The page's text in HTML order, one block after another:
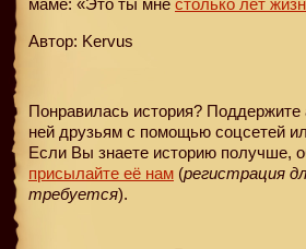
Автор: Kervus
Понравилась история? Поддержите
ней друзьям с помощью соцсетей
Если Вы знаете историю получше,
присылайте её нам (регистрация
требуется).